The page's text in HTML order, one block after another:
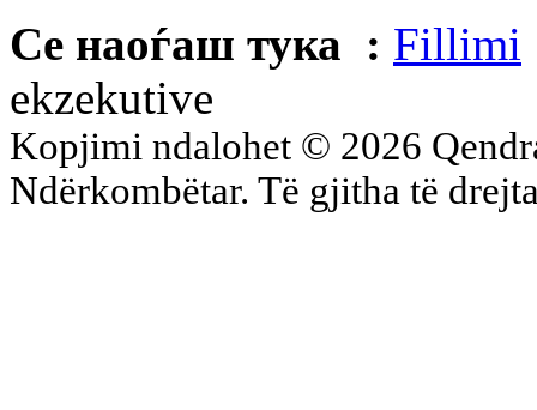
Се наоѓаш тука : Fillimi
ekzekutive
Kopjimi ndalohet © 2026
Ndërkombëtar. Të gjitha të